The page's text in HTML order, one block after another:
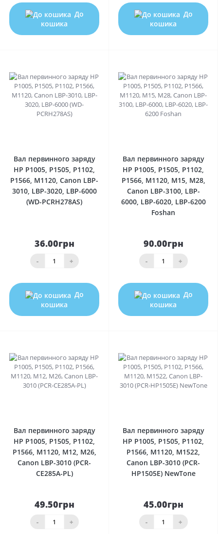
До
кошика
До
кошика
Вал первинного заряду
HP P1005, P1505, P1102,
P1566, M1120, Canon LBP-
3010, LBP-3020, LBP-6000
(WD-PCRH278AS)
36.00грн
- +
До
кошика
Вал первинного заряду
HP P1005, P1505, P1102,
P1566, M1120, M15, M28,
Canon LBP-3100, LBP-
6000, LBP-6020, LBP-6200
Foshan
90.00грн
- +
До
кошика
Вал первинного заряду
HP P1005, P1505, P1102,
P1566, M1120, M12, M26,
Canon LBP-3010 (PCR-
CE285A-PL)
49.50грн
- +
Вал первинного заряду
HP P1005, P1505, P1102,
P1566, M1120, M1522,
Canon LBP-3010 (PCR-
HP1505E) NewTone
45.00грн
- +